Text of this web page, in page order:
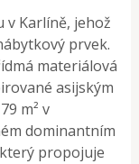
Karlíně, jehož
prvek.
materiálová
asijským
m² v
dominantním
propojuje